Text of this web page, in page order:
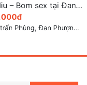
Pé Miu – Bom sex tại Đan Phượng: Xinh Duyên Yêu Kiều, Tuyệt phẩm của tạo hóa, mê ngay từ cái nhìn đầu tiên
Phùng, Đan Phượng, Hà Nội